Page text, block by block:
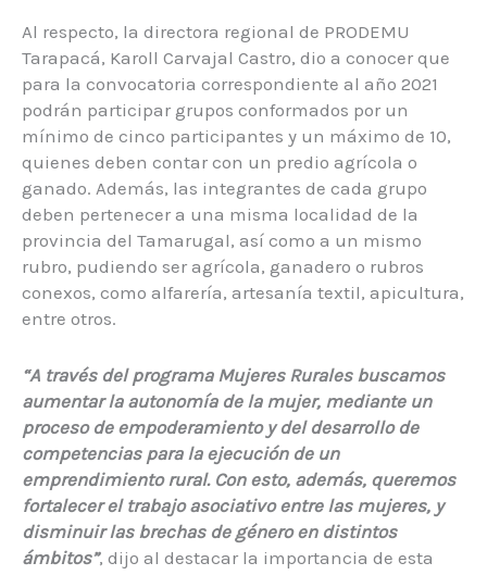
Al respecto, la directora regional de PRODEMU
Tarapacá, Karoll Carvajal Castro, dio a conocer que
para la convocatoria correspondiente al año 2021
podrán participar grupos conformados por un
mínimo de cinco participantes y un máximo de 10,
quienes deben contar con un predio agrícola o
ganado. Además, las integrantes de cada grupo
deben pertenecer a una misma localidad de la
provincia del Tamarugal, así como a un mismo
rubro, pudiendo ser agrícola, ganadero o rubros
conexos, como alfarería, artesanía textil, apicultura,
entre otros.
“A través del programa Mujeres Rurales buscamos
aumentar la autonomía de la mujer, mediante un
proceso de empoderamiento y del desarrollo de
competencias para la ejecución de un
emprendimiento rural. Con esto, además, queremos
fortalecer el trabajo asociativo entre las mujeres, y
disminuir las brechas de género en distintos
ámbitos”, dijo al destacar la importancia de esta